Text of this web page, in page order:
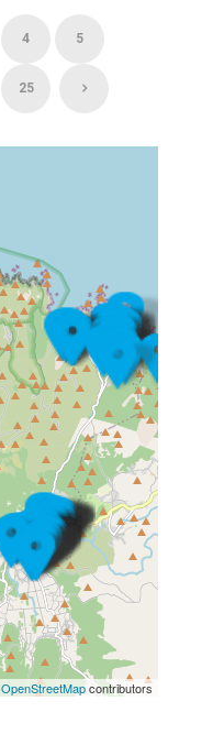
4 5
25
OpenStreetMapcontributors